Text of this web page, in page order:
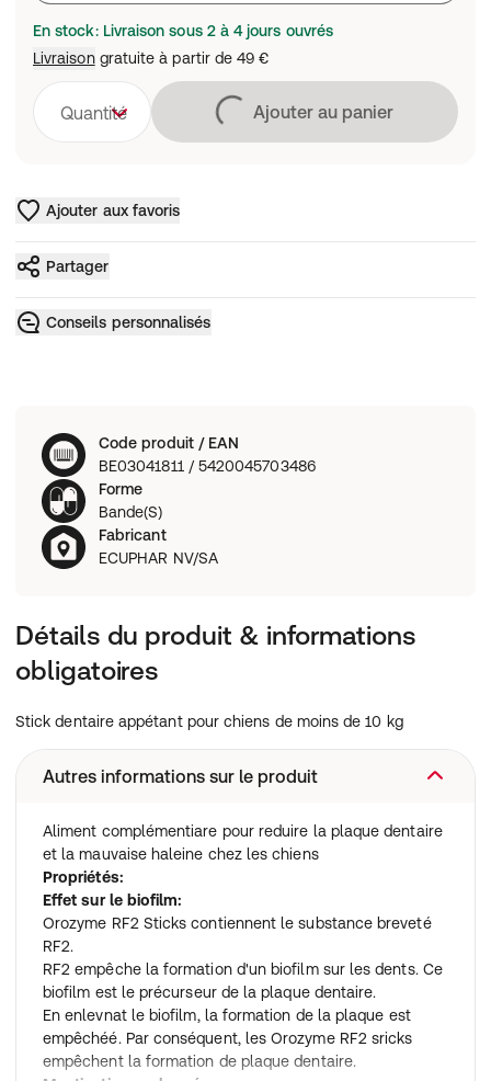
En stock: Livraison sous 2 à 4 jours ouvrés
Livraisongratuite à partir de49 €
Quantité Chargement
Ajouter au panier
Ajouter aux favoris
Partager
Conseils personnalisés
Code produit / EAN
BE03041811 / 5420045703486
Forme
Bande(S)
Fabricant
ECUPHAR NV/SA
Détails du produit & informations
obligatoires
Stick dentaire appétant pour chiens de moins de 10 kg
Autres informations sur le produit
Aliment complémentiare pour reduire la plaque dentaire
et la mauvaise haleine chez les chiens
Propriétés:
Effet sur le biofilm:
Orozyme RF2 Sticks contiennent le substance breveté
RF2.
RF2 empêche la formation d'un biofilm sur les dents. Ce
biofilm est le précurseur de la plaque dentaire.
En enlevnat le biofilm, la formation de la plaque est
empêchéé. Par conséquent, les Orozyme RF2 sricks
empêchent la formation de plaque dentaire.